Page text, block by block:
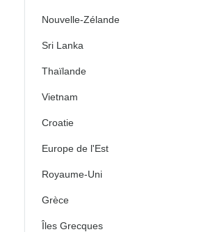
Nouvelle-Zélande
Sri Lanka
Thaïlande
Vietnam
Croatie
Europe de l'Est
Royaume-Uni
Grèce
Îles Grecques